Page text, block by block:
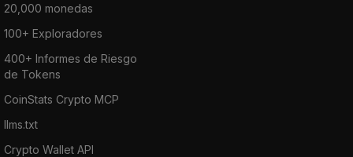
20,000 monedas
100+ Exploradores
400+ Informes de Riesgo
de Tokens
CoinStats Crypto MCP
llms.txt
Crypto Wallet API